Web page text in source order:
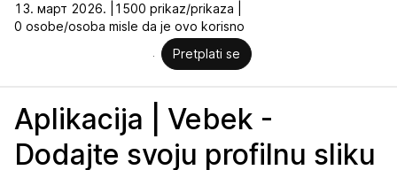
13. март 2026. |
1500 prikaz/prikaza |
0 osobe/osoba misle da je ovo korisno
Pretplati se
Aplikacija | Vebek -
Dodajte svoju profilnu sliku